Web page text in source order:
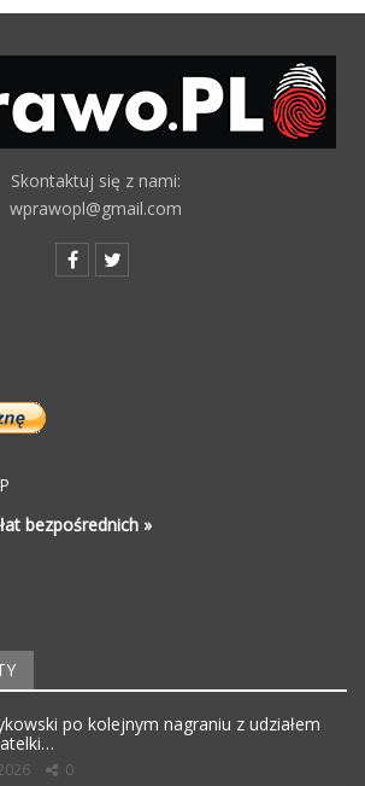
Skontaktuj się z nami:
wprawopl@gmail.com
bezpośrednich »
po kolejnym nagraniu z udziałem
0